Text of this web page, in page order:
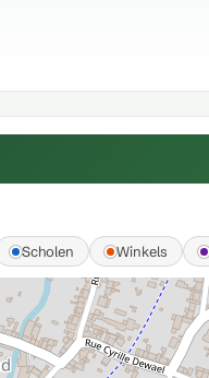
Scholen Winkels